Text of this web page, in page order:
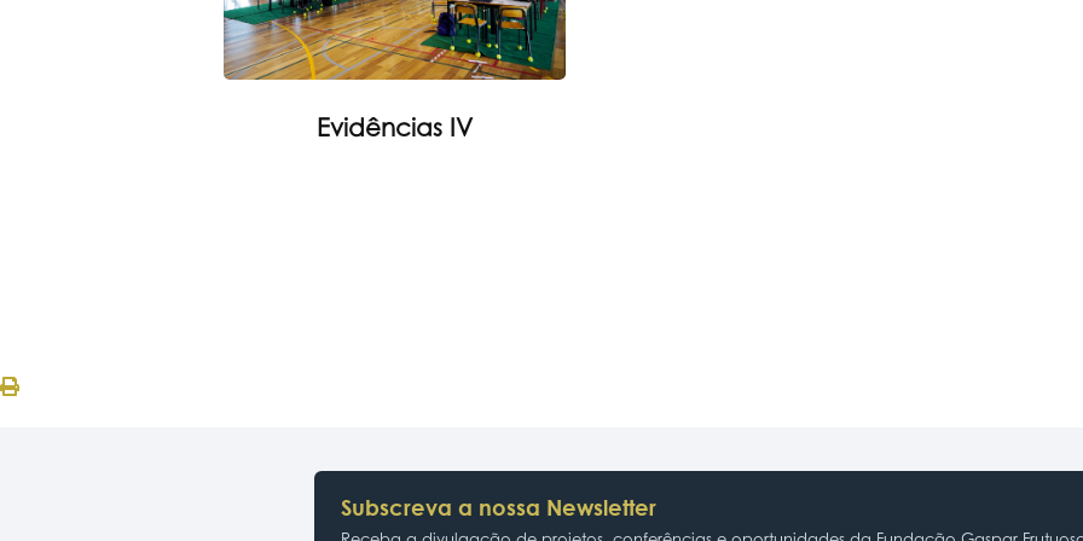
Evidências IV
Subscreva a nossa Newsletter